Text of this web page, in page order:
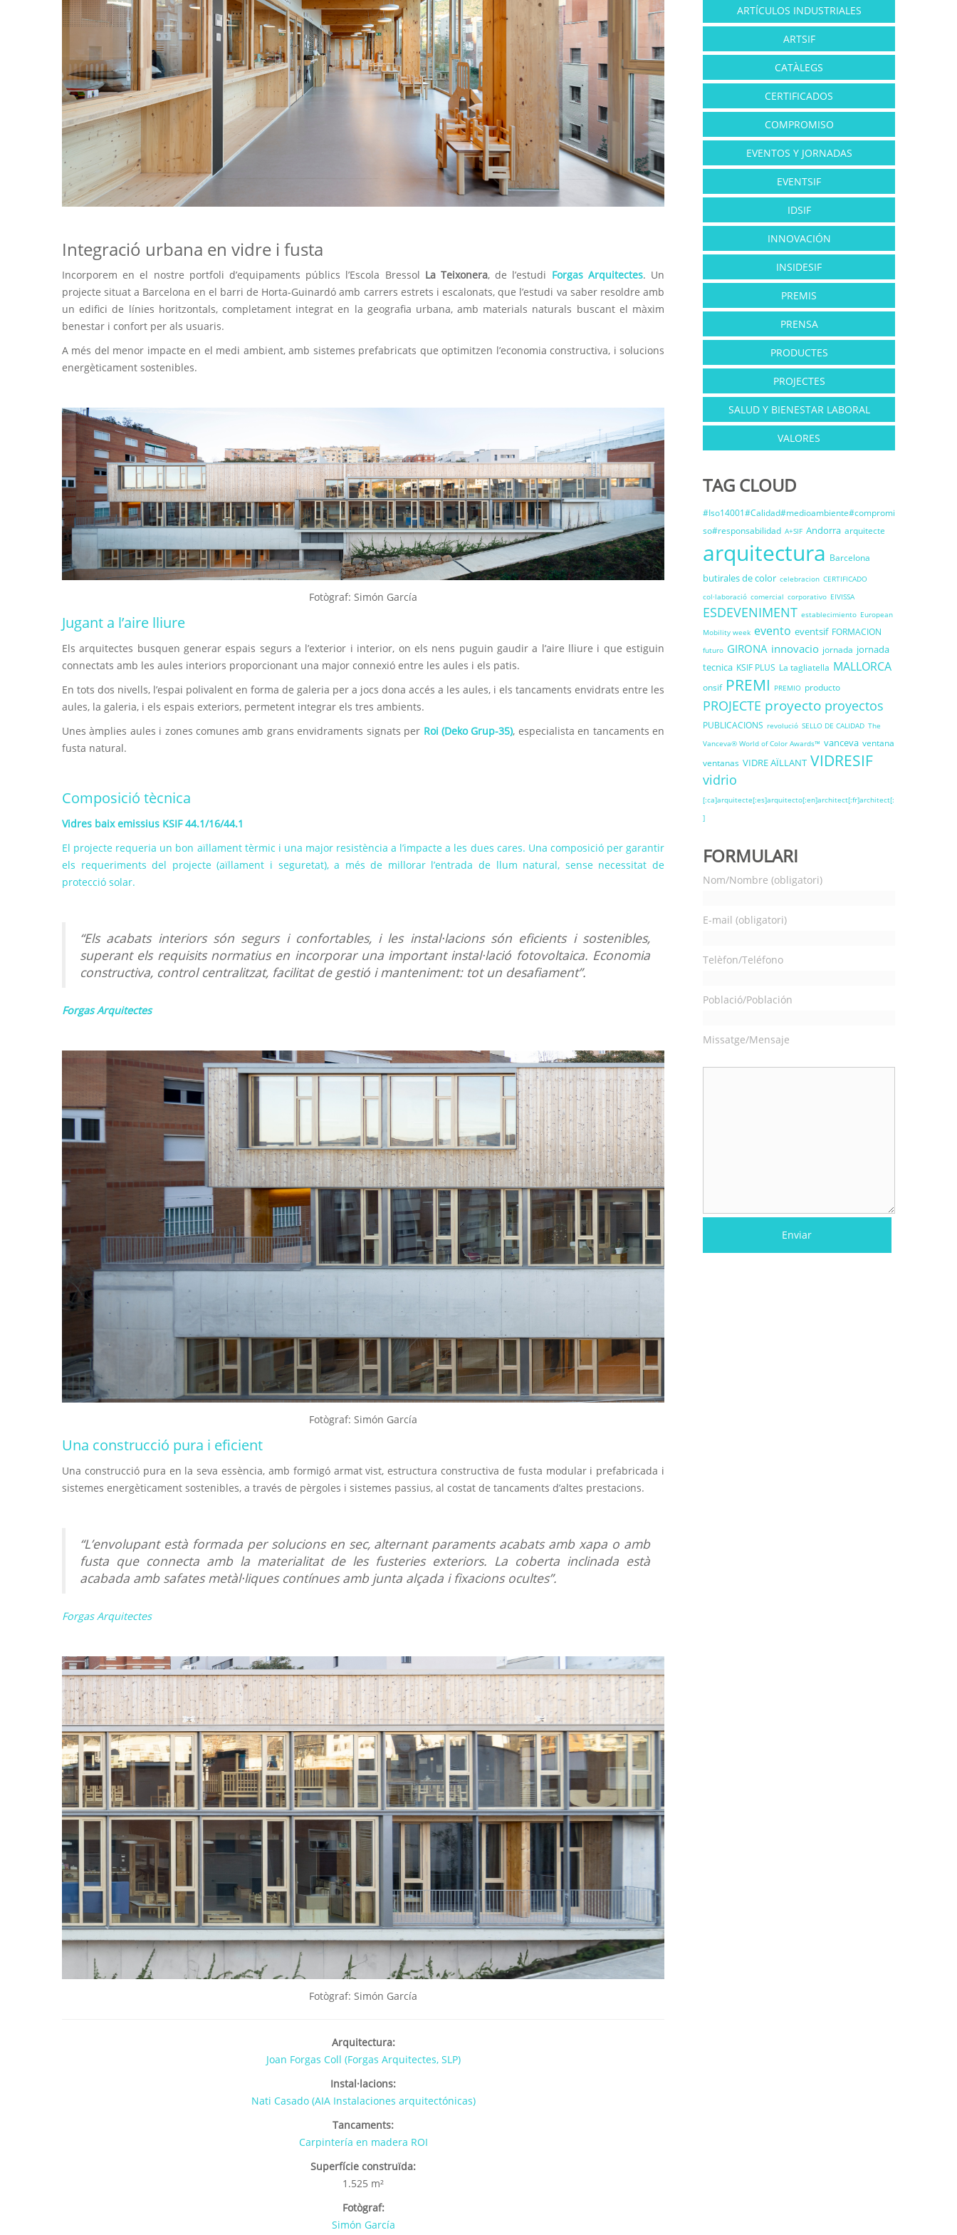
Integració urbana en vidre i fusta
Incorporem en el nostre portfoli d’equipaments públics l’Escola Bressol La Teixonera, de l’estudi Forgas Arquitectes. Un
projecte situat a Barcelona en el barri de Horta-Guinardó amb carrers estrets i escalonats, que l’estudi va saber resoldre amb
un edifici de línies horitzontals, completament integrat en la geografia urbana, amb materials naturals buscant el màxim
benestar i confort per als usuaris.
A més del menor impacte en el medi ambient, amb sistemes prefabricats que optimitzen l’economia constructiva, i solucions
energèticament sostenibles.
Fotògraf: Simón García
Jugant a l’aire lliure
Els arquitectes busquen generar espais segurs a l’exterior i interior, on els nens puguin gaudir a l’aire lliure i que estiguin
connectats amb les aules interiors proporcionant una major connexió entre les aules i els patis.
En tots dos nivells, l’espai polivalent en forma de galeria per a jocs dona accés a les aules, i els tancaments envidrats entre les
aules, la galeria, i els espais exteriors, permetent integrar els tres ambients.
Unes àmplies aules i zones comunes amb grans envidraments signats per Roi (Deko Grup-35), especialista en tancaments en
fusta natural.
Composició tècnica
Vidres baix emissius KSIF 44.1/16/44.1
El projecte requeria un bon aïllament tèrmic i una major resistència a l’impacte a les dues cares. Una composició per garantir
els requeriments del projecte (aïllament i seguretat), a més de millorar l’entrada de llum natural, sense necessitat de
protecció solar.
“Els acabats interiors són segurs i confortables, i les instal·lacions són eficients i sostenibles,
superant els requisits normatius en incorporar una important instal·lació fotovoltaica. Economia
constructiva, control centralitzat, facilitat de gestió i manteniment: tot un desafiament”.
Forgas Arquitectes
Fotògraf: Simón García
Una construcció pura i eficient
Una construcció pura en la seva essència, amb formigó armat vist, estructura constructiva de fusta modular i prefabricada i
sistemes energèticament sostenibles, a través de pèrgoles i sistemes passius, al costat de tancaments d’altes prestacions.
“L’envolupant està formada per solucions en sec, alternant paraments acabats amb xapa o amb
fusta que connecta amb la materialitat de les fusteries exteriors. La coberta inclinada està
acabada amb safates metàl·liques contínues amb junta alçada i fixacions ocultes”.
Forgas Arquitectes
Fotògraf: Simón García
Arquitectura:
Joan Forgas Coll (Forgas Arquitectes, SLP)
Instal·lacions:
Nati Casado (AIA Instalaciones arquitectónicas)
Tancaments:
Carpintería en madera ROI
Superfície construïda:
1.525 m²
Fotògraf:
Simón García
ARTÍCULOS INDUSTRIALES
ARTSIF
CATÀLEGS
CERTIFICADOS
COMPROMISO
EVENTOS Y JORNADAS
EVENTSIF
IDSIF
INNOVACIÓN
INSIDESIF
PREMIS
PRENSA
PRODUCTES
PROJECTES
SALUD Y BIENESTAR LABORAL
VALORES
TAG CLOUD
#Iso14001#Calidad#medioambiente#compromi
so#responsabilidad A+SIF Andorra arquitecte
arquitectura Barcelona
butirales de color celebracion CERTIFICADO
col·laboració comercial corporativo EIVISSA
ESDEVENIMENT establecimiento European
Mobility week evento eventsif FORMACION
futuro GIRONA innovacio jornada jornada
tecnica KSIF PLUS La tagliatella MALLORCA
onsif PREMI PREMIO producto
PROJECTE proyecto proyectos
PUBLICACIONS revolució SELLO DE CALIDAD The
Vanceva® World of Color Awards™ vanceva ventana
ventanas VIDRE AÏLLANT VIDRESIF
vidrio
[:ca]arquitecte[:es]arquitecto[:en]architect[:fr]architect[:
]
FORMULARI
Nom/Nombre (obligatori)
E-mail (obligatori)
Telèfon/Teléfono
Població/Población
Missatge/Mensaje